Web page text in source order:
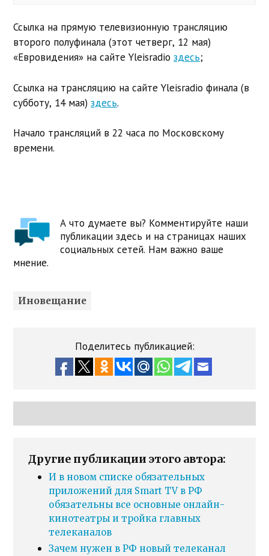
Ссылка на прямую телевизионную трансляцию
второго полуфинала (этот четверг, 12 мая)
«Евровидения» на сайте Yleisradioздесь;
Ссылка на трансляцию на сайте Yleisradio финала (в
субботу, 14 мая)здесь.
Начало трансляций в 22 часа по Московскому
времени.
А что думаете вы? Комментируйте наши
публикации здесь и на страницах наших
социальных сетей. Нам важно ваше
мнение.
Иновещание
Поделитесь публикацией:
Другие публикации этого автора:
И в новом списке обязательных
приложений для Smart TV в РФ
обязательны все основные онлайн-
кинотеатры и тройка главных
телеканалов
Зачем нужен в РФ новый телеканал